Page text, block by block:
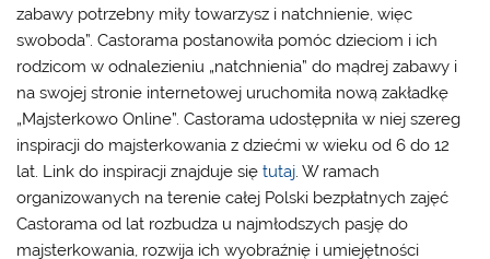
zabawy potrzebny miły towarzysz i natchnienie, więc
swoboda”. Castorama postanowiła pomóc dzieciom i ich
rodzicom w odnalezieniu „natchnienia” do mądrej zabawy i
na swojej stronie internetowej uruchomiła nową zakładkę
„Majsterkowo Online”. Castorama udostępniła w niej szereg
inspiracji do majsterkowania z dziećmi w wieku od 6 do 12
lat. Link do inspiracji znajduje siętutaj. W ramach
organizowanych na terenie całej Polski bezpłatnych zajęć
Castorama od lat rozbudza u najmłodszych pasję do
majsterkowania, rozwija ich wyobraźnię i umiejętności